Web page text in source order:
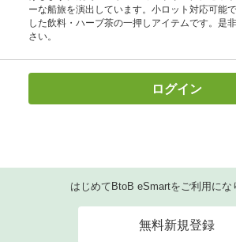
ーな船旅を演出しています。小ロット対応可能
した飲料・ハーブ茶の一押しアイテムです。是
さい。
ログイン
はじめてBtoB eSmartをご利用にな
無料新規登録